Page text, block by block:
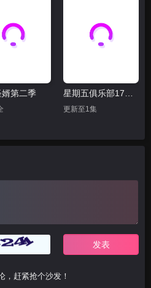
第二季
更新至1集
，赶紧抢个沙发！